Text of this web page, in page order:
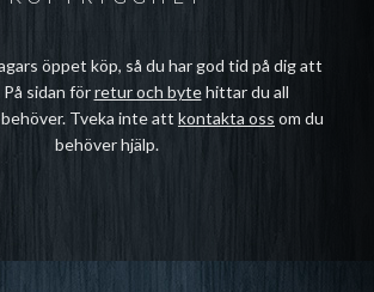
öppet köp, så du har god tid på dig att
sidan förretur och bytehittar du all
Tveka inte att kontakta oss om du
behöver hjälp.